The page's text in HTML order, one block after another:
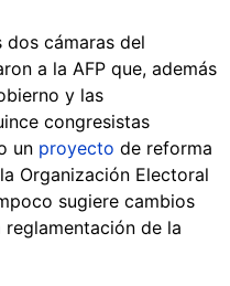
dos cámaras del
a la AFP que, además
y las
congresistas
un proyecto de reforma
Organización Electoral
sugiere cambios
de la